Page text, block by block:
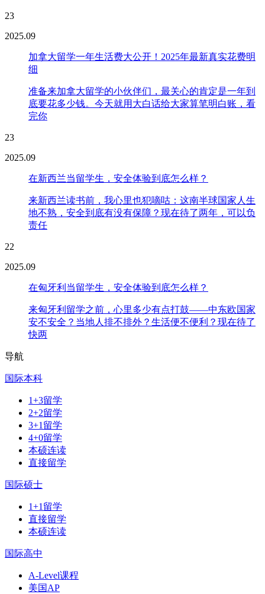
23
2025.09
加拿大留学一年生活费大公开！2025年最新真实花费明
细
准备来加拿大留学的小伙伴们，最关心的肯定是一年到
底要花多少钱。今天就用大白话给大家算笔明白账，看
完你
23
2025.09
在新西兰当留学生，安全体验到底怎么样？
来新西兰读书前，我心里也犯嘀咕：这南半球国家人生
地不熟，安全到底有没有保障？现在待了两年，可以负
责任
22
2025.09
在匈牙利当留学生，安全体验到底怎么样？
来匈牙利留学之前，心里多少有点打鼓——中东欧国家
安不安全？当地人排不排外？生活便不便利？现在待了
快两
导航
国际本科
1+3留学
2+2留学
3+1留学
4+0留学
本硕连读
直接留学
国际硕士
1+1留学
直接留学
本硕连读
国际高中
A-Level课程
美国AP